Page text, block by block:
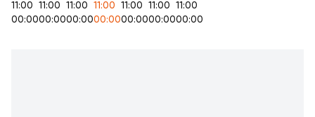
11:00
00:00
11:00
00:00
11:00
00:00
11:00
00:00
11:00
00:00
11:00
00:00
11:00
00:00